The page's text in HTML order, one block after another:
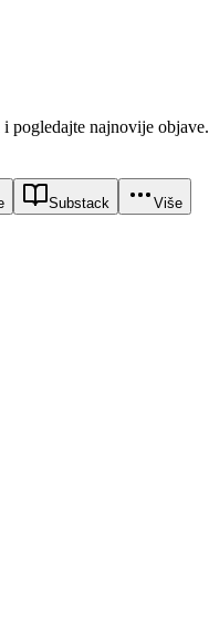
pogledajte najnovije objave.
Substack Više